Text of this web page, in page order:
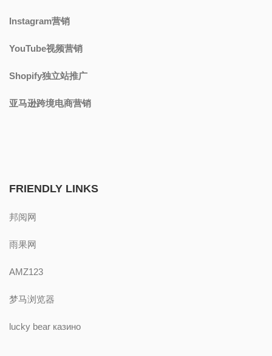
Instagram营销
YouTube视频营销
Shopify独立站推广
亚马逊跨境电商营销
FRIENDLY LINKS
邦阅网
雨果网
AMZ123
梦马浏览器
lucky bear казино